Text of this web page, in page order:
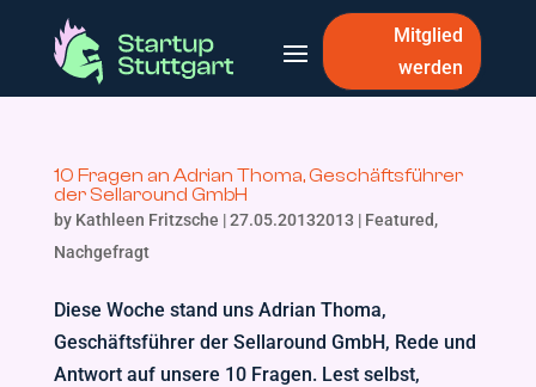
Mitglied
werden
10 Fragen an Adrian Thoma, Geschäftsführer
der Sellaround GmbH
by Kathleen Fritzsche |27.05.20132013 | Featured,
Nachgefragt
Diese Woche stand uns Adrian Thoma,
Geschäftsführer der Sellaround GmbH, Rede und
Antwort auf unsere 10 Fragen. Lest selbst,